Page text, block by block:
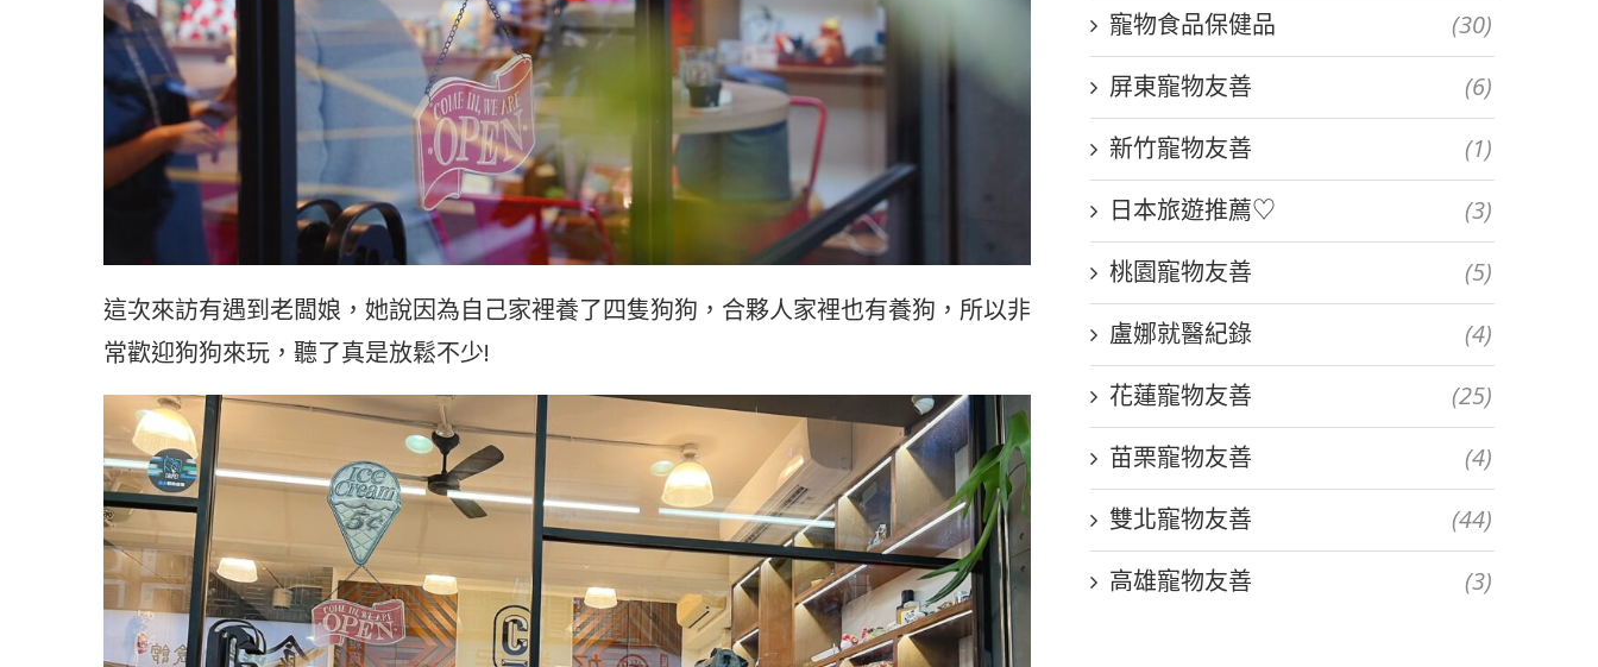
這次來訪有遇到老闆娘，她說因為自己家裡養了四隻狗狗，合夥人家裡也有養狗，所以非
常歡迎狗狗來玩，聽了真是放鬆不少!
寵物食品保健品
(30)
屏東寵物友善
(6)
新竹寵物友善
(1)
日本旅遊推薦♡
(3)
桃園寵物友善
(5)
盧娜就醫紀錄
(4)
花蓮寵物友善
(25)
苗栗寵物友善
(4)
雙北寵物友善
(44)
高雄寵物友善
(3)